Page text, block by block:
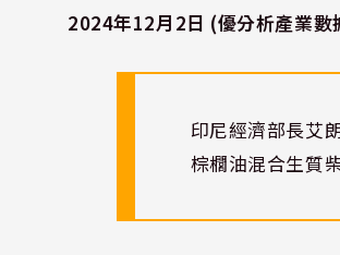
2024年12月2日 (優分析產業數
印尼經濟部長艾
棕櫚油混合生質